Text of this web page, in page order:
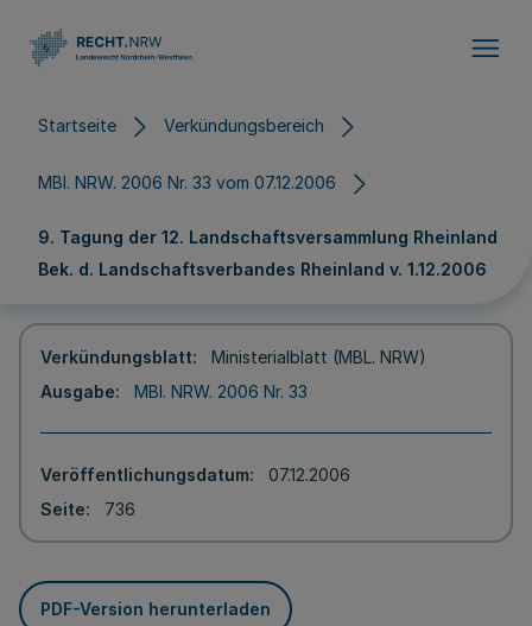
Startseite Verkündungsbereich
MBl. NRW. 2006 Nr. 33 vom 07.12.2006
9. Tagung der 12. Landschaftsversammlung Rheinland
Bek. d. Landschaftsverbandes Rheinland v. 1.12.2006
Verkündungsblatt
Ministerialblatt (MBL. NRW)
Ausgabe
MBl. NRW. 2006 Nr. 33
Veröffentlichungsdatum
07.12.2006
Seite
736
PDF-Version herunterladen